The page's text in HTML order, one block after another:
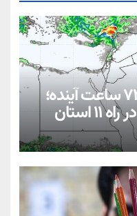
وضعیت جوی کشور در ۷۲ ساعت آینده؛
استان